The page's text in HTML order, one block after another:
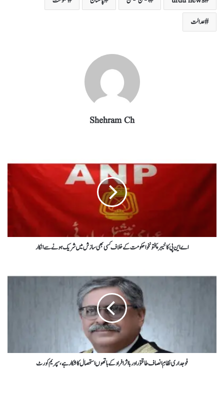
A
pp
ok
r
In
ra
عدالت
Shehram Ch
اے این پی کا خیبرپختونخوا حکومت کے خلاف کسی بھی سازش میں شریک ہونے سے انکار
فوجداری نظامِ انصاف طاقتور اور بااثر افراد کے ہاتھوں استحصال کا شکار ہے، سپریم کورٹ